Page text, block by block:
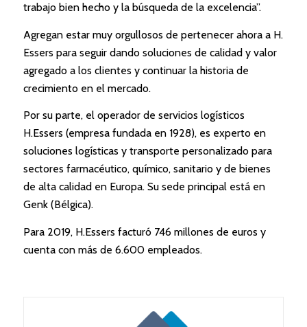
trabajo bien hecho y la búsqueda de la excelencia”.
Agregan estar muy orgullosos de pertenecer ahora a H.
Essers para seguir dando soluciones de calidad y valor
agregado a los clientes y continuar la historia de
crecimiento en el mercado.
Por su parte, el operador de servicios logísticos
H.Essers (empresa fundada en 1928), es experto en
soluciones logísticas y transporte personalizado para
sectores farmacéutico, químico, sanitario y de bienes
de alta calidad en Europa. Su sede principal está en
Genk (Bélgica).
Para 2019, H.Essers facturó 746 millones de euros y
cuenta con más de 6.600 empleados.